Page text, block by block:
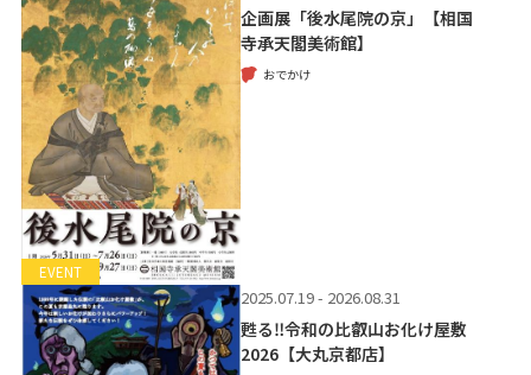
EVENT
企画展「後水尾院の京」【相国
寺承天閣美術館】
おでかけ
2025.07.19 - 2026.08.31
甦る‼令和の比叡山お化け屋敷
2026【大丸京都店】